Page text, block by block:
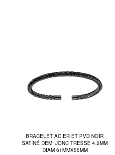
BRACELET ACIER ET PVD NOIR
SATINÉ DEMI JONC TRESSE 4.2MM
DIAM 61MMX55MM